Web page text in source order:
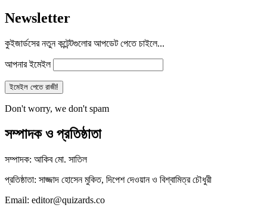
Newsletter
কুইজার্ডসের নতুন কন্টেন্টগুলোর আপডেট পেতে চাইলে...
আপনার ইমেইল
Don't worry, we don't spam
সম্পাদক ও প্রতিষ্ঠাতা
সম্পাদক: আকিব মো. সাতিল
প্রতিষ্ঠাতা: সাজ্জাদ হোসেন মুকিত, দিপেশ দেওয়ান ও বিশ্বামিত্র চৌধুরী
Email: editor@quizards.co